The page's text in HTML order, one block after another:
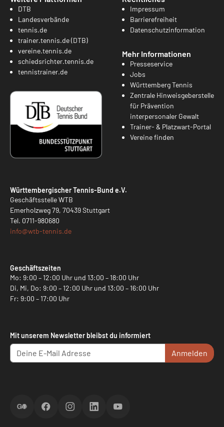
DTB
Landesverbände
tennis.de
trainer.tennis.de (DTB)
vereine.tennis.de
schiedsrichter.tennis.de
tennistrainer.de
Impressum
Barrierefreiheit
Datenschutzinformation
Mehr Informationen
Presseservice
Jobs
Württemberg Tennis
Zentrale Hinweisgeberstelle
für Prävention
interpersonaler Gewalt
Trainer- & Platzwart-Portal
Vereine finden
Württembergischer Tennis-Bund e.V.
Geschäftsstelle WTB
Emerholzweg 79, 70439 Stuttgart
Tel. 0711-980680
info@wtb-tennis.de
Geschäftszeiten
Mo: 9:00 – 12:00 Uhr und 13:00 – 18:00 Uhr
Di, Mi, Do: 9:00 – 12:00 Uhr und 13:00 – 16:00 Uhr
Fr: 9:00 – 17:00 Uhr
Mit unserem Newsletter bleibst du informiert
Anmelden
ScoreGOFacebookInstagramLinkedInYouTube